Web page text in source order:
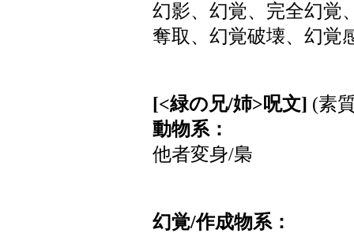
幻影、幻覚、完全幻覚
奪取、幻覚破壊、幻覚
[<緑の兄/姉>呪文] (素
動物系：
他者変身/梟
幻覚/作成物系：